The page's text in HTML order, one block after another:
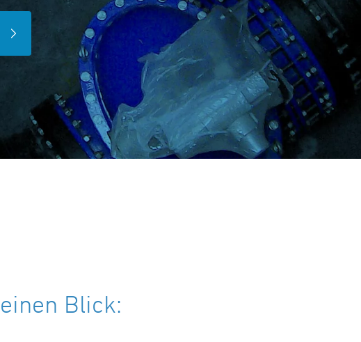
Blick: